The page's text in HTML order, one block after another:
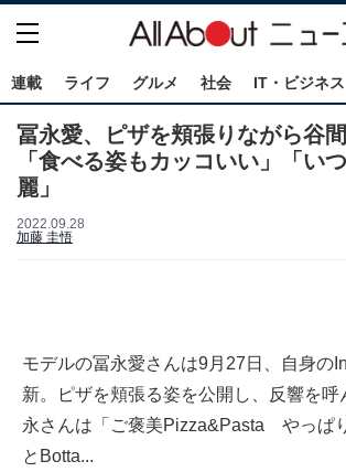
連載 ライフ グルメ 社会 IT・ビジネス
冨永愛、ピザを頬張りながら谷
「食べる姿もカッコいい」「い
麗」
2022.09.28
加藤 圭悟
モデルの冨永愛さんは9月27日、自身の
新。ピザを頬張る姿を公開し、反響を呼
永さんは「ご褒美Pizza&Pasta やっぱ
とBotta...